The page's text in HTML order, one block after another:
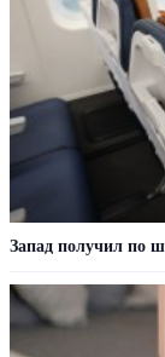
Запад получил по